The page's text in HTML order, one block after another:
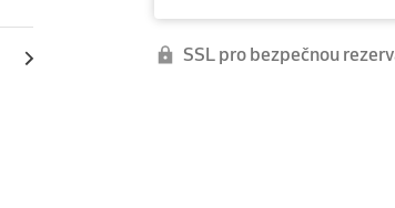
SSL pro bezpečnou